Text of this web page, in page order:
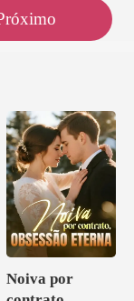
Noiva por